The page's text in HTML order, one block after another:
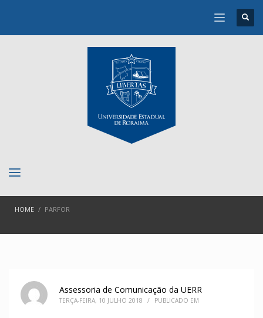
HOME PARFOR
Assessoria de Comunicação da UERR
TERÇA-FEIRA, 10 JULHO 2018 / PUBLICADO EM